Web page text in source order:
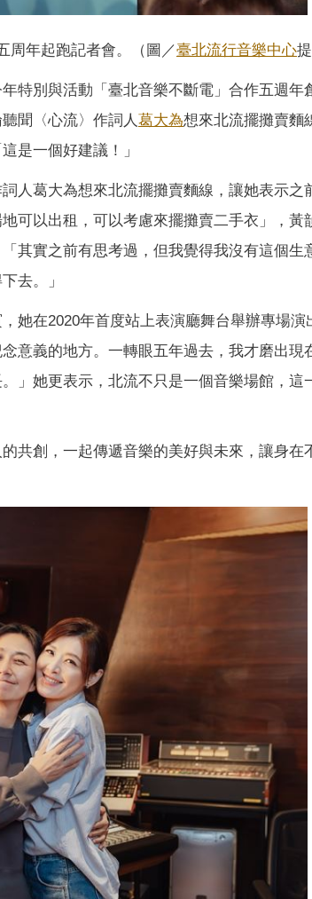
周年起跑記者會。（圖／臺北流行音樂中心
特別與活動「臺北音樂不斷電」合作五週年
聞〈心流〉作詞人 葛大為想來北流擺攤賣麵
是一個好建議！」
人葛大為想來北流擺攤賣麵線，讓她表示之
可以出租，可以考慮來擺攤賣二手衣」，黃
其實之前有思考過，但我覺得我沒有這個生
去。」
她在2020年首度站上表演廳舞台舉辦專場演
意義的地方。一轉眼五年過去，我才磨出現
」她更表示，北流不只是一個音樂場館，這
共創，一起傳遞音樂的美好與未來，讓身在